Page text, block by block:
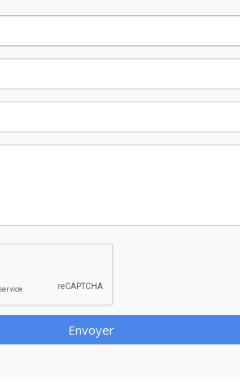
Envoyer